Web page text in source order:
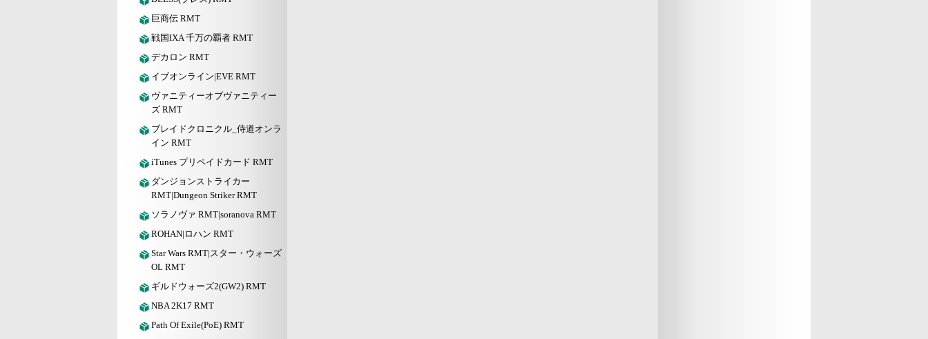
巨商伝 RMT
戦国IXA 千万の覇者 RMT
デカロン RMT
イブオンライン|EVE RMT
ヴァニティーオブヴァニティー
ズ RMT
ブレイドクロニクル_侍道オンラ
イン RMT
iTunes プリペイドカード RMT
ダンジョンストライカー
RMT|Dungeon Striker RMT
ソラノヴァ RMT|soranova RMT
ROHAN|ロハン RMT
Star Wars RMT|スター・ウォーズ
OL RMT
ギルドウォーズ2(GW2) RMT
NBA 2K17 RMT
Path Of Exile(PoE) RMT